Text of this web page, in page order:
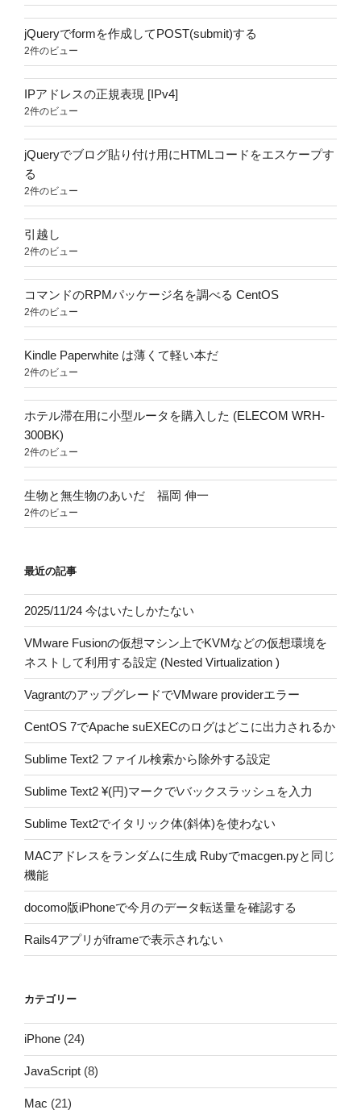
jQueryでformを作成してPOST(submit)する
2件のビュー
IPアドレスの正規表現 [IPv4]
2件のビュー
jQueryでブログ貼り付け用にHTMLコードをエスケープす
る
2件のビュー
引越し
2件のビュー
コマンドのRPMパッケージ名を調べる CentOS
2件のビュー
Kindle Paperwhite は薄くて軽い本だ
2件のビュー
ホテル滞在用に小型ルータを購入した (ELECOM WRH-
300BK)
2件のビュー
生物と無生物のあいだ 福岡 伸一
2件のビュー
最近の記事
2025/11/24 今はいたしかたない
VMware Fusionの仮想マシン上でKVMなどの仮想環境を
ネストして利用する設定 (Nested Virtualization )
VagrantのアップグレードでVMware providerエラー
CentOS 7でApache suEXECのログはどこに出力されるか
Sublime Text2 ファイル検索から除外する設定
Sublime Text2 ¥(円)マークで\バックスラッシュを入力
Sublime Text2でイタリック体(斜体)を使わない
MACアドレスをランダムに生成 Rubyでmacgen.pyと同じ
機能
docomo版iPhoneで今月のデータ転送量を確認する
Rails4アプリがiframeで表示されない
カテゴリー
iPhone (24)
JavaScript (8)
Mac (21)